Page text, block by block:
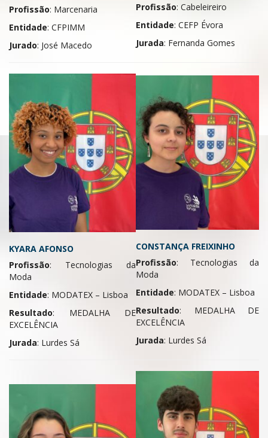
Profissão: Marcenaria
Entidade: CFPIMM
Jurado: José Macedo
Profissão: Cabeleireiro
Entidade: CEFP Évora
Jurada: Fernanda Gomes
KYARA AFONSO
Profissão: Tecnologias da
Moda
Entidade: MODATEX – Lisboa
Resultado: MEDALHA DE
EXCELÊNCIA
Jurada: Lurdes Sá
CONSTANÇA FREIXINHO
Profissão: Tecnologias da
Moda
Entidade: MODATEX – Lisboa
Resultado: MEDALHA DE
EXCELÊNCIA
Jurada: Lurdes Sá